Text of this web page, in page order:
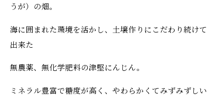
うが）の畑。
海に囲まれた環境を活かし、土壌作りにこだわり続けて
出来た
無農薬、無化学肥料の津堅にんじん。
ミネラル豊富で糖度が高く、やわらかくてみずみずしい